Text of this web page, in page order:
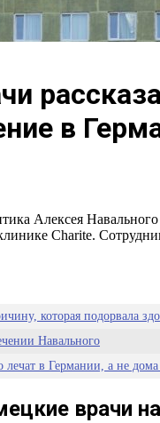
в
Алексея
Charite.
которая подорвала
Навального
лечат в Германии, а не
врачи